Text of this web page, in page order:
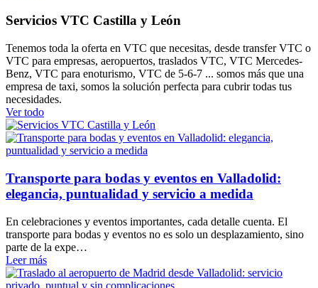
Servicios VTC Castilla y León
Tenemos toda la oferta en VTC que necesitas, desde transfer VTC o
VTC para empresas, aeropuertos, traslados VTC, VTC Mercedes-
Benz, VTC para enoturismo, VTC de 5-6-7 ... somos más que una
empresa de taxi, somos la solución perfecta para cubrir todas tus
necesidades.
Ver todo
Transporte para bodas y eventos en Valladolid:
elegancia, puntualidad y servicio a medida
En celebraciones y eventos importantes, cada detalle cuenta. El
transporte para bodas y eventos no es solo un desplazamiento, sino
parte de la expe…
Leer más